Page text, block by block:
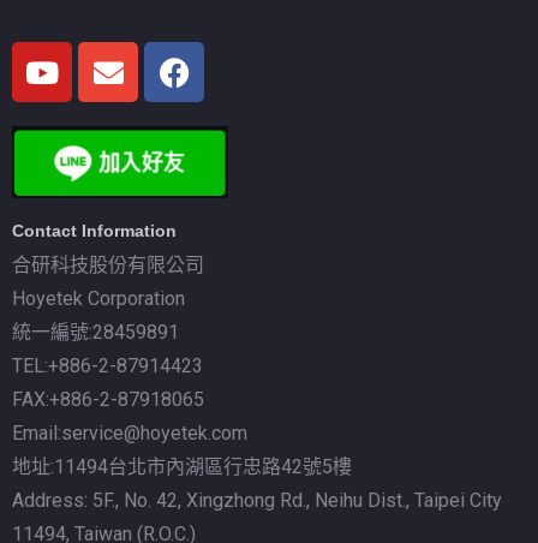
Contact Information
合研科技股份有限公司
Hoyetek Corporation
統一編號:28459891
TEL:+886-2-87914423
FAX:+886-2-87918065
Email:service@hoyetek.com
地址:11494台北市內湖區行忠路42號5樓
Address: 5F., No. 42, Xingzhong Rd., Neihu Dist., Taipei City
11494, Taiwan (R.O.C.)